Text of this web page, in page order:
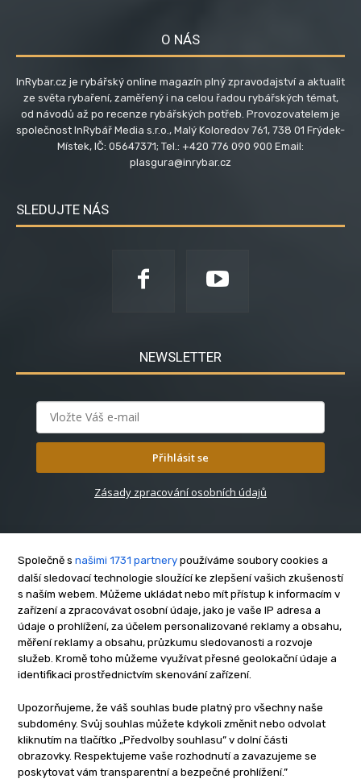
O NÁS
InRybar.cz je rybářský online magazín plný zpravodajství a aktualit
ze světa rybaření, zaměřený i na celou řadou rybářských témat,
od návodů až po recenze rybářských potřeb. Provozovatelem je
společnost InRybář Media s.r.o., Malý Koloredov 761, 738 01 Frýdek-
Místek, IČ: 05647371; Tel.: +420 776 090 900 Email:
plasgura@inrybar.cz
SLEDUJTE NÁS
NEWSLETTER
Přihlásit se
Zásady zpracování osobních údajů
O nás
Kontakt
Reklama
Zásady soukromí
Cookies
Etický kodex
Redakce
Společně s našimi 1731 partnery používáme soubory cookies a
další sledovací technologie sloužící ke zlepšení vašich zkušeností
s naším webem. Můžeme ukládat nebo mít přístup k informacím v
zařízení a zpracovávat osobní údaje, jako je vaše IP adresa a
údaje o prohlížení, za účelem personalizované reklamy a obsahu,
měření reklamy a obsahu, průzkumu sledovanosti a rozvoje
služeb. Kromě toho můžeme využívat přesné geolokační údaje a
identifikaci prostřednictvím skenování zařízení.
Upozorňujeme, že váš souhlas bude platný pro všechny naše
subdomény. Svůj souhlas můžete kdykoli změnit nebo odvolat
kliknutím na tlačítko „Předvolby souhlasu” v dolní části
obrazovky. Respektujeme vaše rozhodnutí a zavazujeme se
poskytovat vám transparentní a bezpečné prohlížení.”